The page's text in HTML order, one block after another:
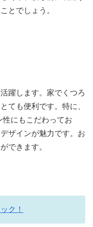
とでしょう。
躍します。家でくつろ
ても便利です。特に、
にもこだわってお
ザインが魅力です。お
できます。
ク！